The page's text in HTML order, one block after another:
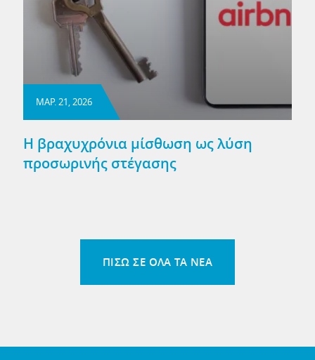
ΜΑΡ. 21, 2026
Η βραχυχρόνια μίσθωση ως λύση
προσωρινής στέγασης
ΠΙΣΩ ΣΕ ΟΛΑ ΤΑ ΝΕΑ